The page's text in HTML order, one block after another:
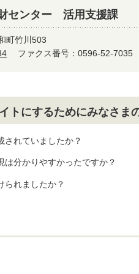
センター 活用支援課
町竹川503
ファクス番号：0596-52-7035
トにするためにみなさま
されていましたか？
は分かりやすかったですか？
られましたか？